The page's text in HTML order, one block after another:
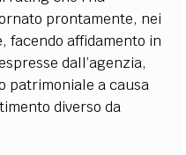
prontamente, nei
facendo affidamento in
dall’agenzia,
patrimoniale a causa
diverso da